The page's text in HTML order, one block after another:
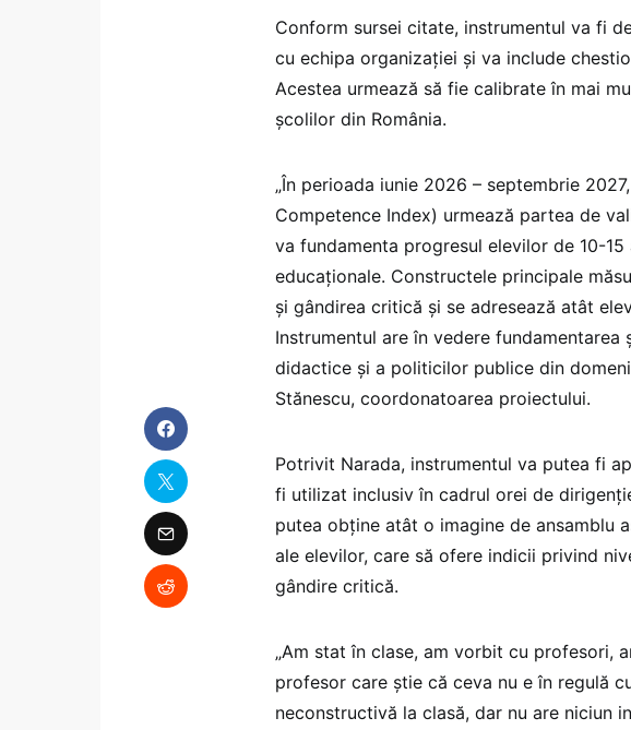
Conform sursei citate, instrumentul va fi
cu echipa organizației și va include
Acestea urmează să fie calibrate în mai
școlilor din România.
„În perioada iunie 2026 – septembrie
Competence Index) urmează partea de
va fundamenta progresul elevilor de 10-
educaționale. Constructele principale
și gândirea critică și se adresează atât
Instrumentul are în vedere
didactice și a politicilor publice din
Stănescu, coordonatoarea proiectului.
Potrivit Narada, instrumentul va putea fi
fi utilizat inclusiv în cadrul orei de
putea obține atât o imagine de ansamblu
ale elevilor, care să ofere indicii privind
gândire critică.
„Am stat în clase, am vorbit cu profesori,
profesor care știe că ceva nu e în regulă
neconstructivă la clasă, dar nu are niciun